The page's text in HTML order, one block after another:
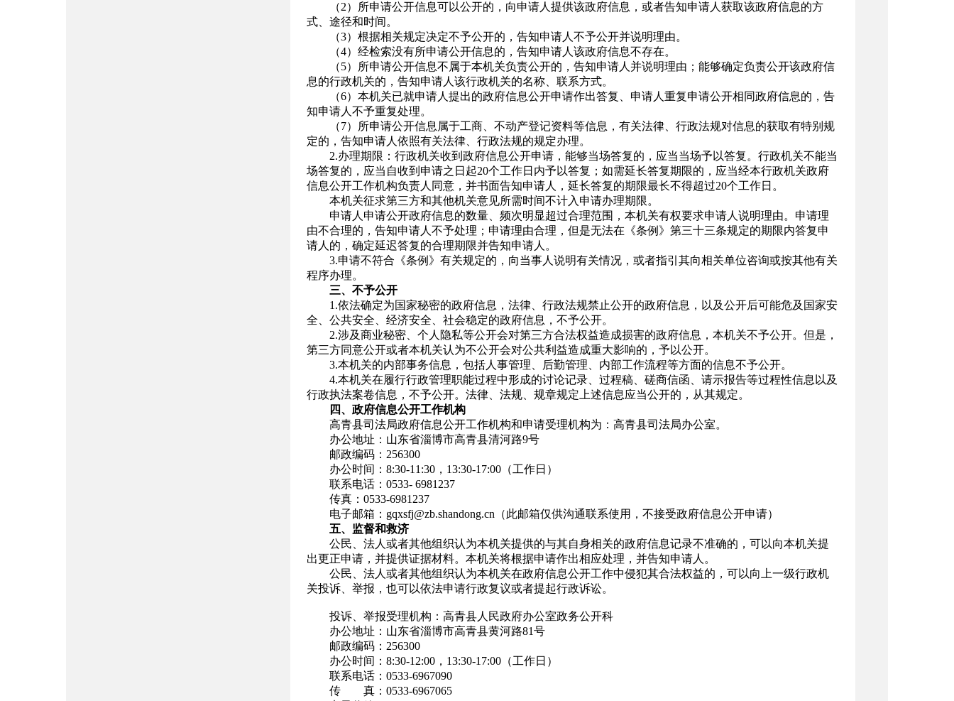
（2）所申请公开信息可以公开的，向申请人提供该政府信息，或者告知申请人获取该政府信息的方
式、途径和时间。
（3）根据相关规定决定不予公开的，告知申请人不予公开并说明理由。
（4）经检索没有所申请公开信息的，告知申请人该政府信息不存在。
（5）所申请公开信息不属于本机关负责公开的，告知申请人并说明理由；能够确定负责公开该政府信
息的行政机关的，告知申请人该行政机关的名称、联系方式。
（6）本机关已就申请人提出的政府信息公开申请作出答复、申请人重复申请公开相同政府信息的，告
知申请人不予重复处理。
（7）所申请公开信息属于工商、不动产登记资料等信息，有关法律、行政法规对信息的获取有特别规
定的，告知申请人依照有关法律、行政法规的规定办理。
2.办理期限：行政机关收到政府信息公开申请，能够当场答复的，应当当场予以答复。行政机关不能当
场答复的，应当自收到申请之日起20个工作日内予以答复；如需延长答复期限的，应当经本行政机关政府
信息公开工作机构负责人同意，并书面告知申请人，延长答复的期限最长不得超过20个工作日。
本机关征求第三方和其他机关意见所需时间不计入申请办理期限。
申请人申请公开政府信息的数量、频次明显超过合理范围，本机关有权要求申请人说明理由。申请理
由不合理的，告知申请人不予处理；申请理由合理，但是无法在《条例》第三十三条规定的期限内答复申
请人的，确定延迟答复的合理期限并告知申请人。
3.申请不符合《条例》有关规定的，向当事人说明有关情况，或者指引其向相关单位咨询或按其他有关
程序办理。
三、不予公开
1.依法确定为国家秘密的政府信息，法律、行政法规禁止公开的政府信息，以及公开后可能危及国家安
全、公共安全、经济安全、社会稳定的政府信息，不予公开。
2.涉及商业秘密、个人隐私等公开会对第三方合法权益造成损害的政府信息，本机关不予公开。但是，
第三方同意公开或者本机关认为不公开会对公共利益造成重大影响的，予以公开。
3.本机关的内部事务信息，包括人事管理、后勤管理、内部工作流程等方面的信息不予公开。
4.本机关在履行行政管理职能过程中形成的讨论记录、过程稿、磋商信函、请示报告等过程性信息以及
行政执法案卷信息，不予公开。法律、法规、规章规定上述信息应当公开的，从其规定。
四、政府信息公开工作机构
高青县司法局政府信息公开工作机构和申请受理机构为：高青县司法局办公室。
办公地址：山东省淄博市高青县清河路9号
邮政编码：256300
办公时间：8:30-11:30，13:30-17:00（工作日）
联系电话：0533- 6981237
传真：0533-6981237
电子邮箱：gqxsfj@zb.shandong.cn（此邮箱仅供沟通联系使用，不接受政府信息公开申请）
五、监督和救济
公民、法人或者其他组织认为本机关提供的与其自身相关的政府信息记录不准确的，可以向本机关提
出更正申请，并提供证据材料。本机关将根据申请作出相应处理，并告知申请人。
公民、法人或者其他组织认为本机关在政府信息公开工作中侵犯其合法权益的，可以向上一级行政机
关投诉、举报，也可以依法申请行政复议或者提起行政诉讼。
投诉、举报受理机构：高青县人民政府办公室政务公开科
办公地址：山东省淄博市高青县黄河路81号
邮政编码：256300
办公时间：8:30-12:00，13:30-17:00（工作日）
联系电话：0533-6967090
传 真：0533-6967065